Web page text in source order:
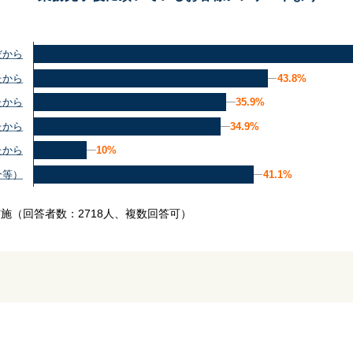
ら
ら
ら
ら
ら
）
43.8%
43.8%
35.9%
35.9%
34.9%
34.9%
10%
10%
41.1%
41.1%
（回答者数：2718人、複数回答可）